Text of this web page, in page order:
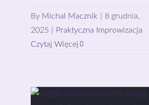
By Michal Macznik
8 grudnia,
2025
Praktyczna Improwizacja
Czytaj Więcej